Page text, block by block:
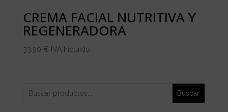
CREMA FACIAL NUTRITIVA Y
REGENERADORA
33,90 € IVA Incluido
Buscar